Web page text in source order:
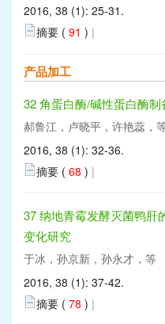
2016, 38 (1): 25-31.
摘要 ( 91 ) |
产品加工
32 角蛋白酶/碱性蛋白酶
郝鲁江，卢晓平，许艳蕊，
2016, 38 (1): 32-36.
摘要 ( 68 ) |
37 纳地青霉发酵灭菌鸭肝
变化研究
于冰，孙京新，孙永才，等
2016, 38 (1): 37-42.
摘要 ( 78 ) |